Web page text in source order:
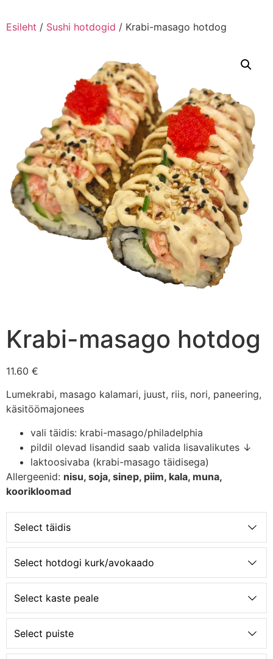
Esileht / Sushi hotdogid / Krabi-masago hotdog
Krabi-masago hotdog
11.60 €
Lumekrabi, masago kalamari, juust, riis, nori, paneering,
käsitöömajonees
vali täidis: krabi-masago/philadelphia
pildil olevad lisandid saab valida lisavalikutes ↓
laktoosivaba (krabi-masago täidisega)
Allergeenid: nisu, soja, sinep, piim, kala, muna,
koorikloomad
Select täidis
Select hotdogi kurk/avokaado
Select kaste peale
Select puiste